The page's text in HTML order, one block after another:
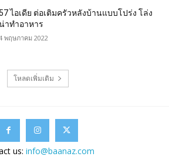
57 ไอเดีย ต่อเติมครัวหลังบ้านแบบโปร่ง โล่ง
าทำอาหาร
พฤษภาคม 2022
โหลดเพิ่มเติม
us: info@baanaz.com